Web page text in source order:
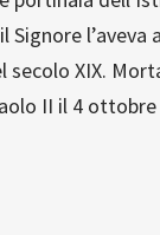
XIX.
II il 4 ottobre